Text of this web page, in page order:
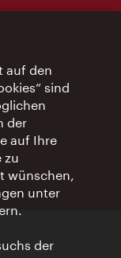
auf den
sind
der
auf Ihre
zu
wünschen,
unter
der